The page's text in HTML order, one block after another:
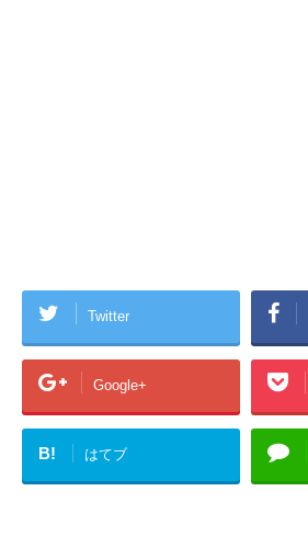
Twitter
Google+
B! はてブ